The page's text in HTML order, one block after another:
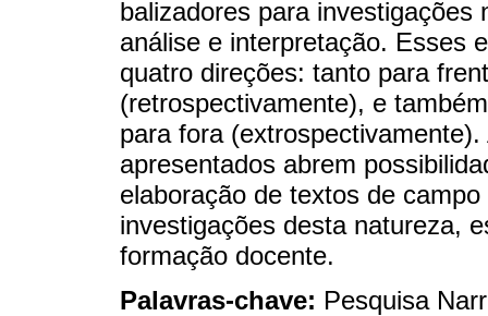
balizadores para
análise e interpretação. Esses
quatro direções: tanto para
(retrospectivamente), e
para fora
apresentados abrem
elaboração de textos de
investigações desta natureza,
formação docente.
Palavras-chave: Pesquisa